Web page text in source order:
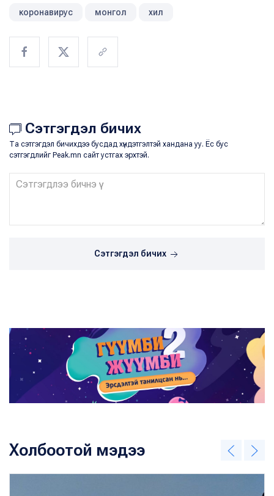
коронавирус монгол хил
Сэтгэгдэл бичих
Та сэтгэгдэл бичихдээ бусдад хүндэтгэлтэй хандана уу. Ёс бус
сэтгэгдлийг Peak.mn сайт устгах эрхтэй.
Сэтгэгдэл бичих
Холбоотой мэдээ